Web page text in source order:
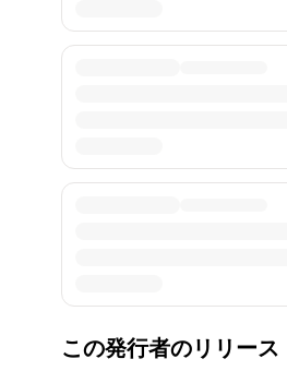
この発行者のリリース